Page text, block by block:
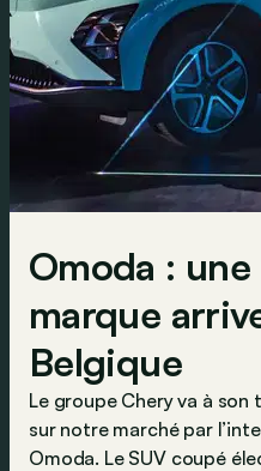
Omoda :
marque
Belgique
Le groupe Chery va à
sur notre marché par
Omoda. Le SUV coupé